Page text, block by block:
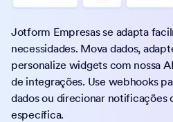
Jotform Empresas se adapta
necessidades. Mova dados,
personalize widgets com nossa
de integrações. Use webhooks
dados ou direcionar notificações
específica.